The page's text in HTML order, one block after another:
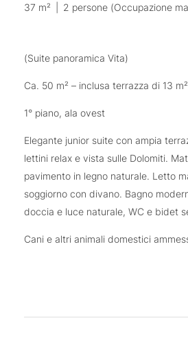
37 m² 2 persone (Occupazione
(Suite panoramica Vita)
Ca. 50 m² – inclusa terrazza di 13
1° piano, ala ovest
Elegante junior suite con ampia
lettini relax e vista sulle Dolomiti.
pavimento in legno naturale. Letto
soggiorno con divano. Bagno
doccia e luce naturale, WC e bidet
Cani e altri animali domestici